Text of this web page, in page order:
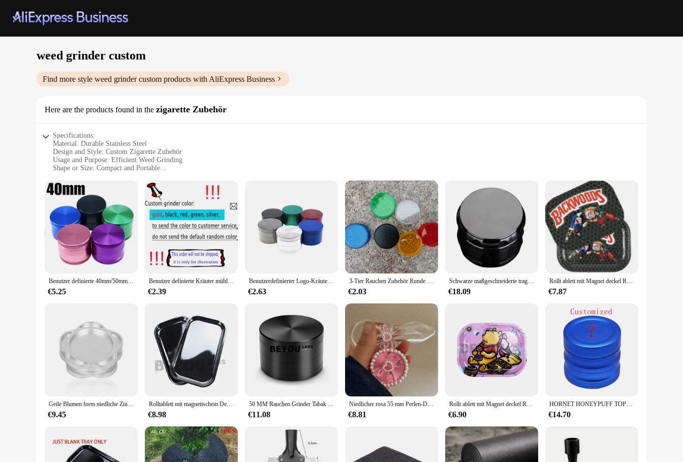
weed grinder custom
Find more style weed grinder custom products with AliExpress Business
Here are the products found in the zigarette Zubehör
Specifications:
Material: Durable Stainless Steel
Design and Style: Custom Zigarette Zubehör
Usage and Purpose: Efficient Weed Grinding
Shape or Size: Compact and Portable
Parts and Accessories: Includes a Screen for Fine Pollen Collection
Features:
**Unmatched Durability and Design**
Crafted from premium stainless steel, this weed grinder custom set is not only aesthetically pleasing but also built to last. The custom zigarette Zubehör design is sleek and modern, making it an
attractive addition to any smoker's collection. The compact size is perfect for on-the-go use, ensuring that you can enjoy freshly ground herbs whenever and wherever you desire.
**Effortless Grinding and Pollen Collection**
The sharp teeth of this grinder are engineered to effortlessly break down your herbs, ensuring a consistent grind every time. The included screen allows for the collection of fine pollen, making this
grinder a versatile tool for both grinding and pollen extraction. Whether you're a seasoned smoker or a newcomer to the world of herbs, this grinder is designed to meet your needs.
This weed grinder set is not just a tool; it's a statement of style and functionality. It's an essential item for anyone looking to enhance their smoking experience. Whether you're grinding for personal
use or for sale, this grinder is a reliable choice for vendors and wholesalers alike. Its compact size and lightweight design make it a breeze to carry, ensuring that you're always prepared for your
In summary, this weed grinder custom set is a must-have for anyone who values quality, style, and convenience. Its durable stainless steel construction, efficient grinding performance, and fine pollen
collection capabilities make it a standout product in the category. With its compact size and portability, it's the perfect accessory for smokers on the go.
Benutzer definierte 40mm/50mm/63mm Metalls chl eifer Anpassung verschiedener Bilds tile für Männer benutzer definierte Brecher Großhandel Schleifer Küche Zigarre
€5.25
Benutzer definierte Kräuter mühle Hierba/vorne, hinten, Seite benutzer definierte/Mühle 40mm Brecher/Küchen accesorios/Logo/Geschenk Geburtstags geschenk
€2.39
Benutzerdefinierter Logo-Kräutermühle, 4-lagiger Metallbrecher für Mädchen, 40 mm, Großhandel, Geschenkidee
€2.63
3-Tier Rauchen Zubehör Runde Kunststoff Grinder Vanille Grinder Tabak Spice Grinder Farbe Benutzerdefinierte oder Zufällig
€2.03
Schwarze maßgeschneiderte tragbare 40 mm Durchmesser 4 Schichten Tabakmühle Zinklegierung Kräuterbrecher zum Rauchen Zubehör Haushaltswerkzeuge
€18.09
Rollt ablett mit Magnet deckel Räucher mühle Lagerung Zigarette Tabak Papier Zubehör Tabletts Set Metallplatte anpassen 18x14
€7.87
Geile Blumen form niedliche Zink legierung Mühle Gewürze zwei Schichten scharfe Zähne Kräuter Grusher Metall Müller tragbare Zubehör benutzer definierte
€9.45
Rolltablett mit magnetischem Deckel, Rauchmühle, Aufbewahrung, Tabak, Zigarettenpapier, Zubehör, Tabletts, Set, Metallplatte, individuell anpassbar, 27 x 16 cm
€8.98
50 MM Rauchen Grinder Tabak Zigarette Zerkleinerer Gras Gewürze Miller Maschine 4 schicht Zink-legierung Schleifen Werkzeug Akzeptieren individuelles Logo
€11.08
Niedlicher rosa 55 mm Perlen-Design-Kräutermühle, individuelle Mühle, 1 Satz 40 mm Kokett-Bogenschleifer mit Glas-Küchenzubehör
€8.81
Rollt ablett mit Magnet deckel Räucher mühle Lagerung Tabak Zigarette Papier Zubehör Metallplatten Set anpassen 18x14cm
€6.90
HORNET HONEYPUFF TOPPUFF KLINGE 56mm 4 Schicht Aluminium Grinder Metall Frosted Grinder Spice Brecher Neu Angekommen Anpassbare
€14.70